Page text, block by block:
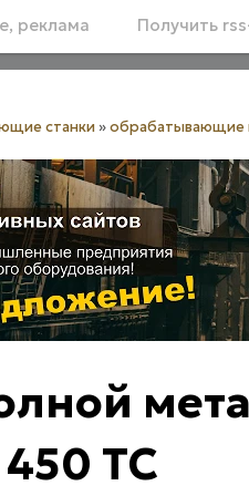
реклама Получить
станки »обрабатывающие
TC